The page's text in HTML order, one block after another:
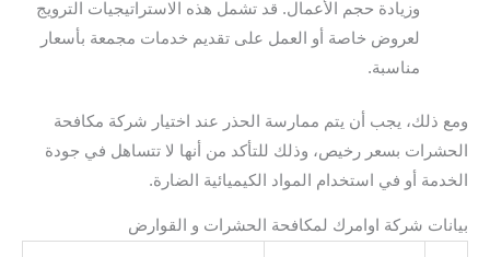
وزيادة حجم الأعمال. قد تشمل هذه الاستراتيجيات الترويج
لعروض خاصة أو العمل على تقديم خدمات مجمعة بأسعار
مناسبة.
ومع ذلك، يجب أن يتم ممارسة الحذر عند اختيار شركة مكافحة
الحشرات بسعر رخيص، وذلك للتأكد من أنها لا تتساهل في جودة
الخدمة أو في استخدام المواد الكيميائية الضارة.
بيانات شركة اوامرك لمكافحة الحشرات و القوارض